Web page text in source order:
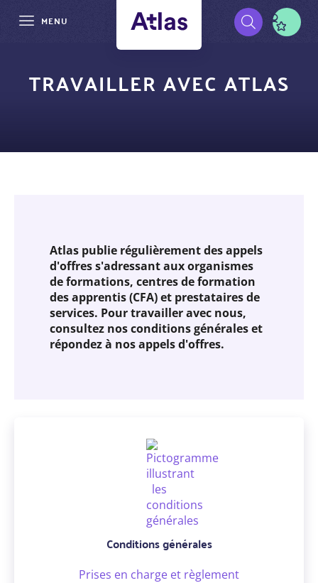
contenu
MENU
Pré-
navigation
TRAVAILLER AVEC ATLAS
Atlas publie régulièrement des appels
d'offres s'adressant aux organismes
de formations, centres de formation
des apprentis (CFA) et prestataires de
services. Pour travailler avec nous,
consultez nos conditions générales et
répondez à nos appels d'offres.
Conditions générales
Prises en charge et règlement